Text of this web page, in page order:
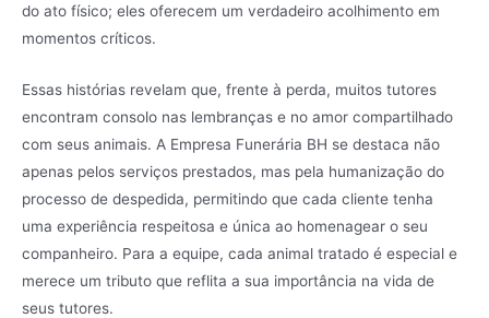
do ato físico; eles oferecem um verdadeiro acolhimento em
momentos críticos.
Essas histórias revelam que, frente à perda, muitos tutores
encontram consolo nas lembranças e no amor compartilhado
com seus animais. A Empresa Funerária BH se destaca não
apenas pelos serviços prestados, mas pela humanização do
processo de despedida, permitindo que cada cliente tenha
uma experiência respeitosa e única ao homenagear o seu
companheiro. Para a equipe, cada animal tratado é especial e
merece um tributo que reflita a sua importância na vida de
seus tutores.